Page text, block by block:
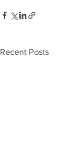
Recent Posts